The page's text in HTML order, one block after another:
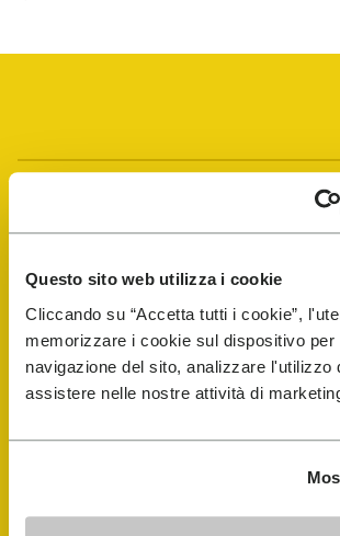
Questo sito web utilizza i cookie
Cliccando su “Accetta tutti i cookie”,
memorizzare i cookie sul dispositivo per
navigazione del sito, analizzare l'utilizzo
assistere nelle nostre attività di
Shop
Shoe Repair Locator